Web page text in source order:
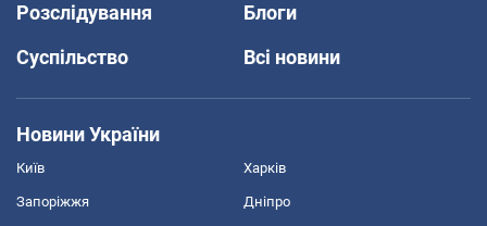
Розслідування
Блоги
Суспільство
Всі новини
Новини України
Київ Харків
Запоріжжя Дніпро